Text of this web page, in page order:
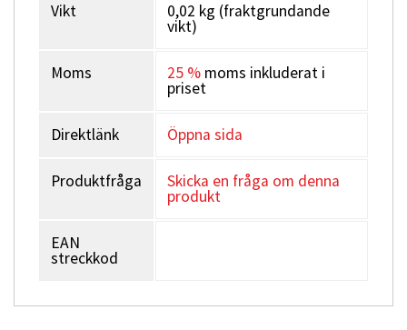
Vikt 0,02 kg (fraktgrundande
vikt)
Moms 25 % moms inkluderat i
priset
Direktlänk Öppna sida
Produktfråga Skicka en fråga om denna
produkt
EAN
streckkod